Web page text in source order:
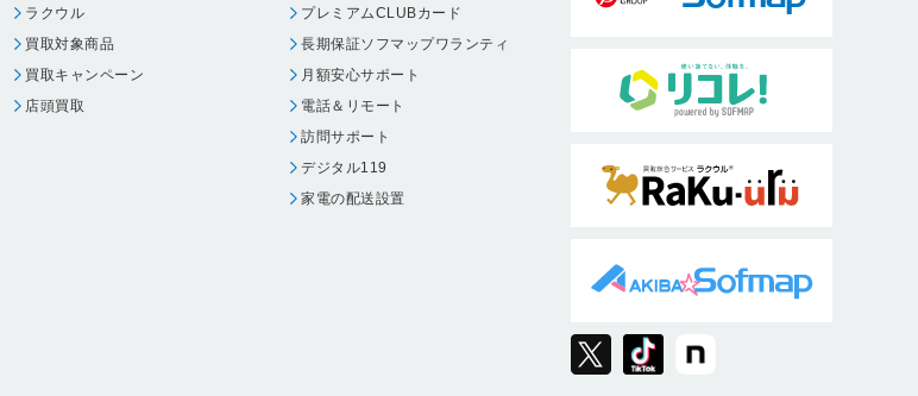
ラクウル
買取対象商品
買取キャンペーン
店頭買取
プレミアムCLUBカード
長期保証ソフマップワランティ
月額安心サポート
電話＆リモート
訪問サポート
デジタル119
家電の配送設置